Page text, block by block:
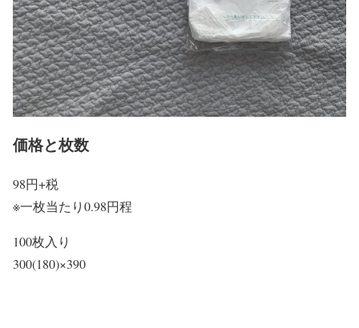
価格と枚数
98円+税
※一枚当たり0.98円程
100枚入り
300(180)×390